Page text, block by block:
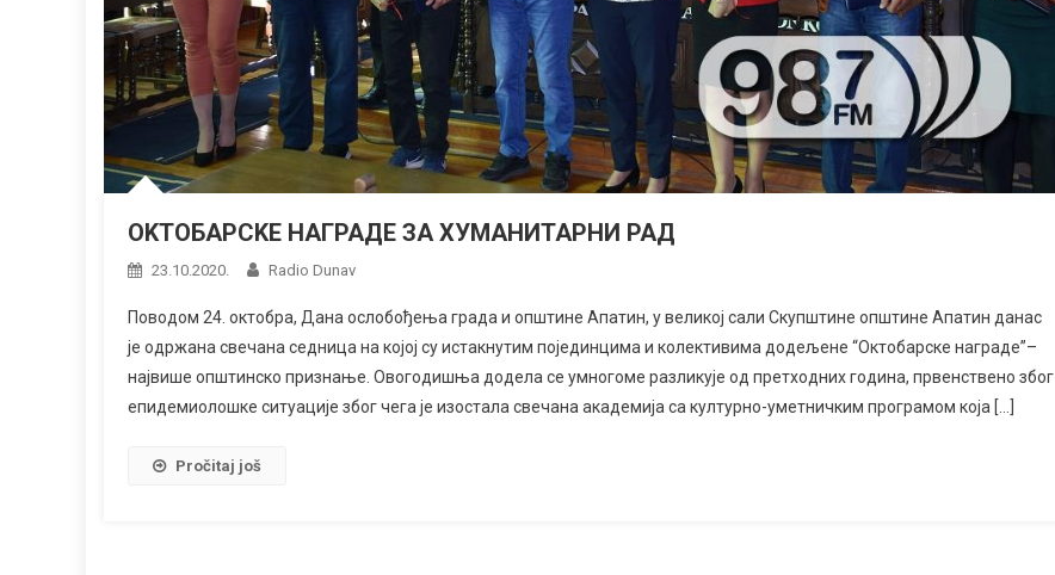
ОKТОБАРСKЕ НАГРАДЕ ЗА ХУМАНИТАРНИ РАД
23.10.2020. Radio Dunav
Поводом 24. октобра, Дана ослобођења града и општине Апатин, у великој сали Скупштине општине Апатин данас
је одржана свечана седница на којој су истакнутим појединцима и колективима додељене “Октобарске награде”–
највише општинско признање. Овогодишња додела се умногоме разликује од претходних година, првенствено због
епидемиолошке ситуације због чега је изостала свечана академија са културно-уметничким програмом која […]
Pročitaj još